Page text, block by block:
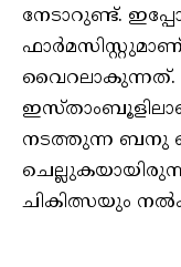
നേടാറുണ്ട്.
വൈറലാകുന്നത്.
നടത്തുന്ന ബനു
ചികിത്സയും